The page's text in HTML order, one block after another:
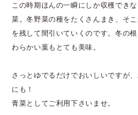
この時期ほんの一瞬にしか収穫でき
菜。冬野菜の種をたくさんまき、そ
を残して間引いていくのです。冬の
わらかい葉もとても美味。
さっとゆでるだけでおいしいですが
にも！
青菜としてご利用下さいませ。